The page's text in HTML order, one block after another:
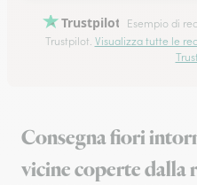
Trustpilot
Esempio di
Trustpilot. Visualizza tutte le
Consegna fiori
vicine coperte